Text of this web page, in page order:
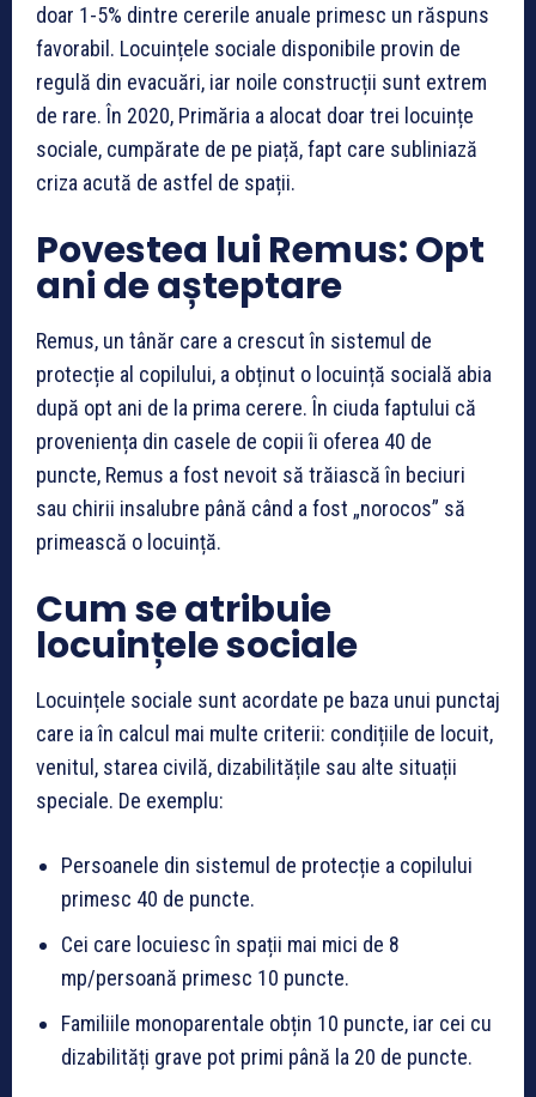
doar 1-5% dintre cererile anuale primesc un răspuns
favorabil. Locuințele sociale disponibile provin de
regulă din evacuări, iar noile construcții sunt extrem
de rare. În 2020, Primăria a alocat doar trei locuințe
sociale, cumpărate de pe piață, fapt care subliniază
criza acută de astfel de spații.
Povestea lui Remus: Opt
ani de așteptare
Remus, un tânăr care a crescut în sistemul de
protecție al copilului, a obținut o locuință socială abia
după opt ani de la prima cerere. În ciuda faptului că
proveniența din casele de copii îi oferea 40 de
puncte, Remus a fost nevoit să trăiască în beciuri
sau chirii insalubre până când a fost „norocos” să
primească o locuință.
Cum se atribuie
locuințele sociale
Locuințele sociale sunt acordate pe baza unui punctaj
care ia în calcul mai multe criterii: condițiile de locuit,
venitul, starea civilă, dizabilitățile sau alte situații
speciale. De exemplu:
Persoanele din sistemul de protecție a copilului
primesc 40 de puncte.
Cei care locuiesc în spații mai mici de 8
mp/persoană primesc 10 puncte.
Familiile monoparentale obțin 10 puncte, iar cei cu
dizabilități grave pot primi până la 20 de puncte.